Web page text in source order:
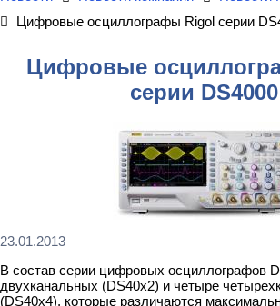
Цифровые осциллографы Rigol серии
Цифровые
серии DS4000
23.01.2013
В состав серии цифровых осциллографов
двухканальных (DS40x2) и четыре
(DS40x4), которые различаются